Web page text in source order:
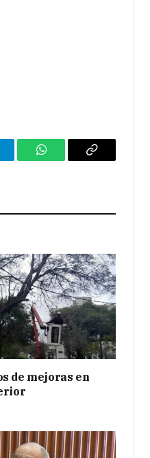
WhatsAppCopy
de mejoras en